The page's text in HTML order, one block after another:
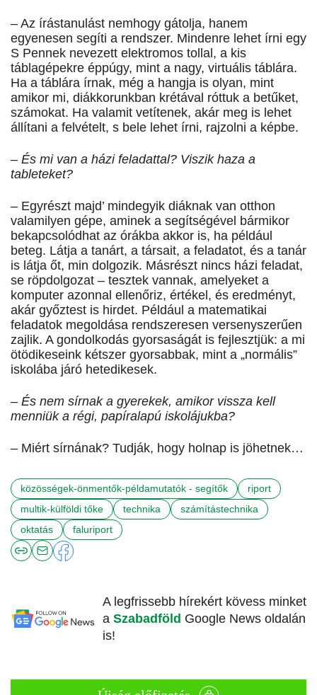
– Az írástanulást nemhogy gátolja, hanem
egyenesen segíti a rendszer. Mindenre lehet írni egy
S Pennek nevezett elektromos tollal, a kis
táblagépekre éppúgy, mint a nagy, virtuális táblára.
Ha a táblára írnak, még a hangja is olyan, mint
amikor mi, diákkorunkban krétával róttuk a betűket,
számokat. Ha valamit vetítenek, akár meg is lehet
állítani a felvételt, s bele lehet írni, rajzolni a képbe.
– És mi van a házi feladattal? Viszik haza a
tableteket?
– Egyrészt majd’ mindegyik diáknak van otthon
valamilyen gépe, aminek a segítségével bármikor
bekapcsolódhat az órákba akkor is, ha például
beteg. Látja a tanárt, a társait, a feladatot, és a tanár
is látja őt, min dolgozik. Másrészt nincs házi feladat,
se röpdolgozat – tesztek vannak, amelyeket a
komputer azonnal ellenőriz, értékel, és eredményt,
akár győztest is hirdet. Például a matematikai
feladatok megoldása rendszeresen versenyszerűen
zajlik. A gondolkodás gyorsaságát is fejlesztjük: a mi
ötödikeseink kétszer gyorsabbak, mint a „normális”
iskolába járó hetedikesek.
– És nem sírnak a gyerekek, amikor vissza kell
menniük a régi, papíralapú iskolájukba?
– Miért sírnának? Tudják, hogy holnap is jöhetnek…
közösségek-önmentők-példamutatók - segítők
riport
multik-külföldi tőke
technika
számítástechnika
oktatás
faluriport
A legfrissebb hírekért kövess minket
a Szabadföld Google News oldalán
is!